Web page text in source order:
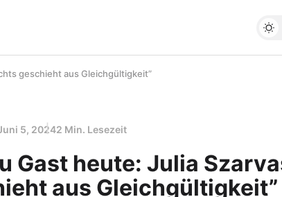
geschieht aus Gleichgültigkeit”
5, 20242 Min. Lesezeit
Gast heute: Julia
aus Gleichgültigkeit”